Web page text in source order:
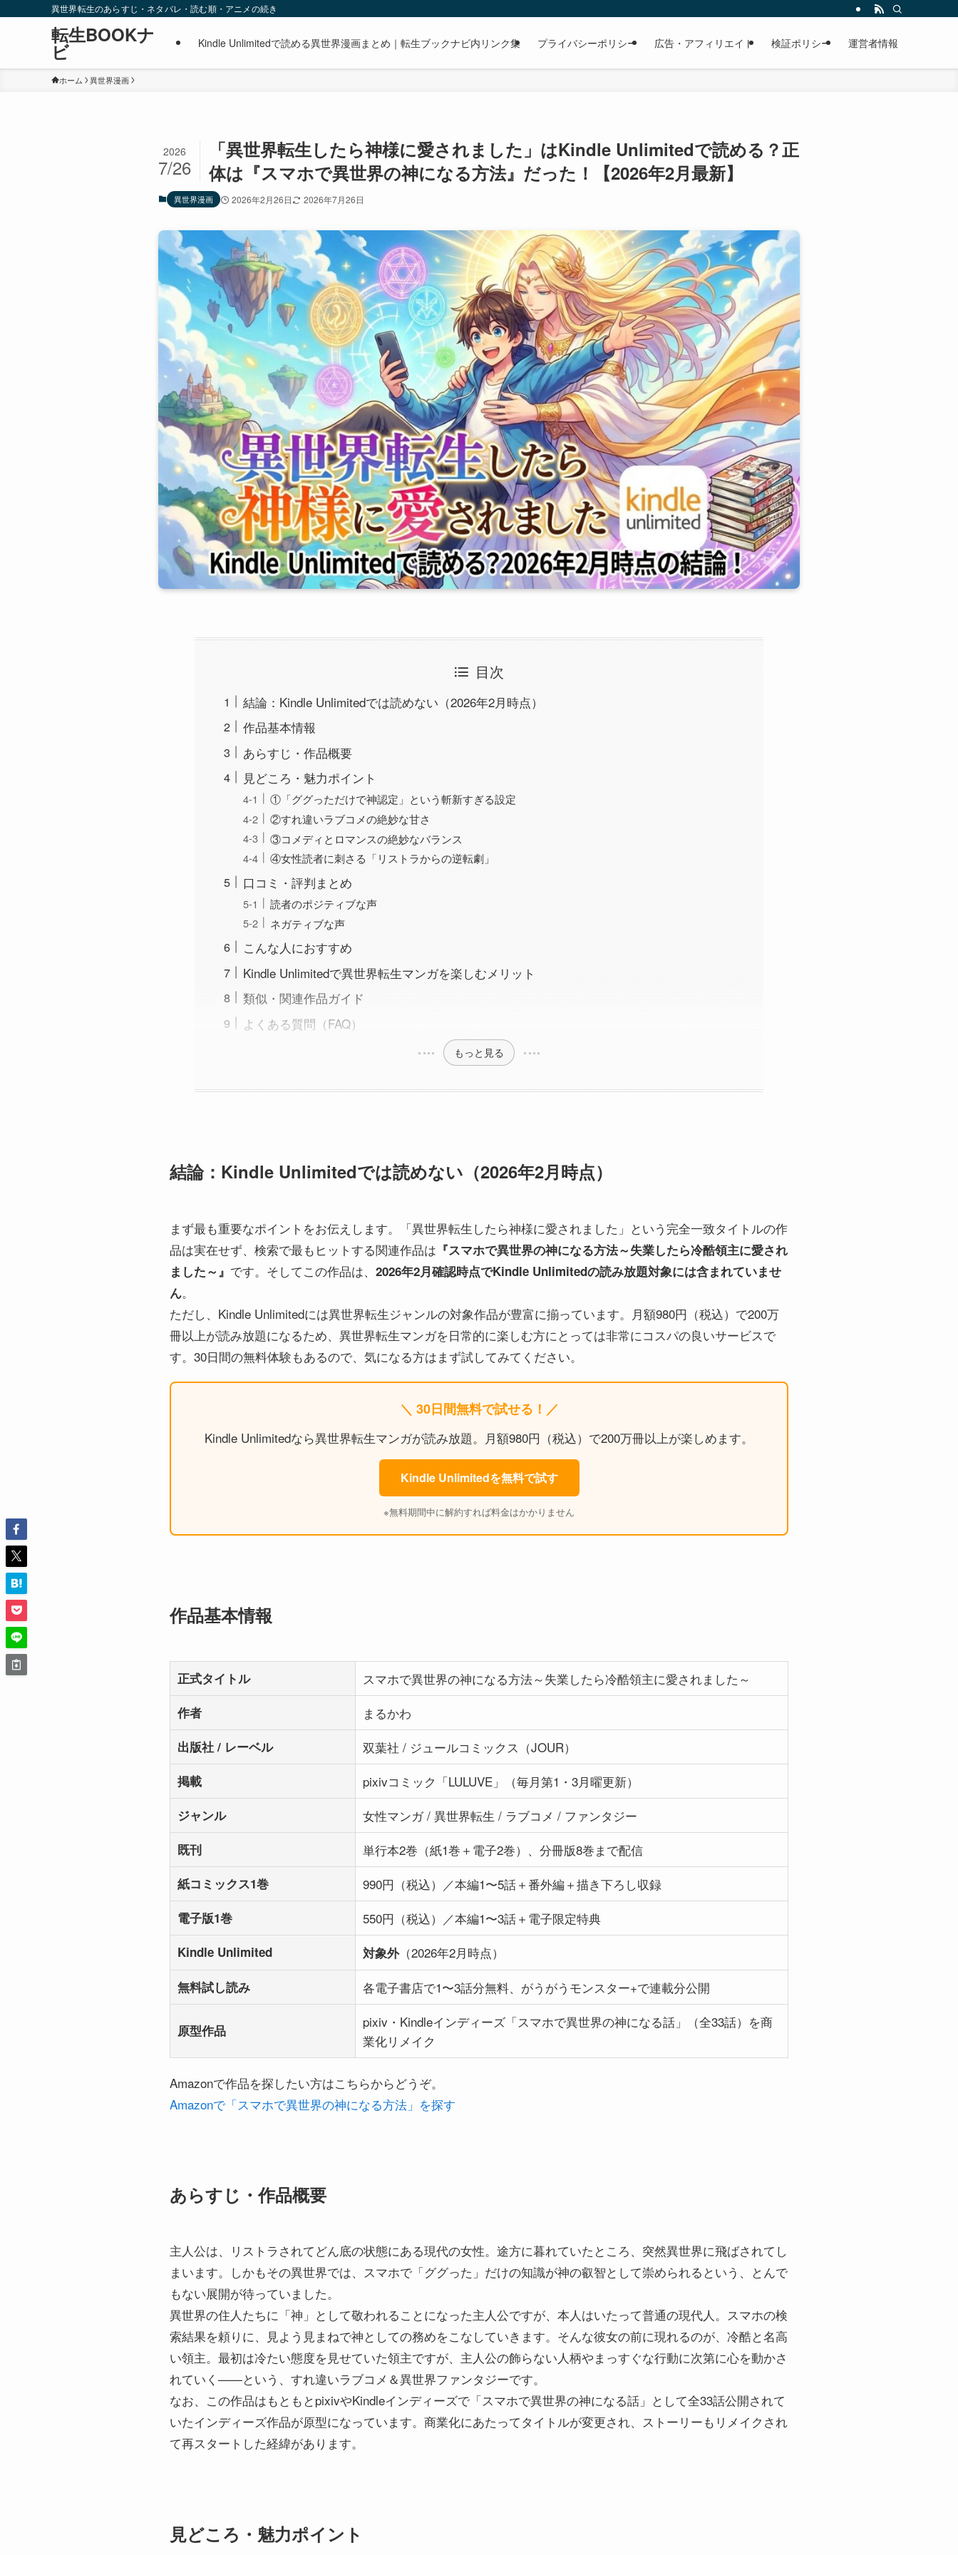
異世界転生のあらすじ・ネタバレ・読む順・アニメの続き
転生BOOKナ
ビ Kindle Unlimitedで読める異世界漫画まとめ｜転生ブックナビ内リンク集 プライバシーポリシー 広告・アフィリエイト 検証ポリシー 運営者情報
ホーム 異世界漫画
「異世界転生したら神様に愛されました」はKindle Unlimitedで読める？正
体は『スマホで異世界の神になる方法』だった！【2026年2月最新】
2026
7/26
異世界漫画 2026年2月26日 2026年7月26日
目次
結論：Kindle Unlimitedでは読めない（2026年2月時点）
作品基本情報
あらすじ・作品概要
見どころ・魅力ポイント
①「ググっただけで神認定」という斬新すぎる設定
②すれ違いラブコメの絶妙な甘さ
③コメディとロマンスの絶妙なバランス
④女性読者に刺さる「リストラからの逆転劇」
口コミ・評判まとめ
読者のポジティブな声
ネガティブな声
こんな人におすすめ
Kindle Unlimitedで異世界転生マンガを楽しむメリット
類似・関連作品ガイド
よくある質問（FAQ）
もっと見る
結論：Kindle Unlimitedでは読めない（2026年2月時点）
まず最も重要なポイントをお伝えします。「異世界転生したら神様に愛されました」という完全一致タイトルの作
品は実在せず、検索で最もヒットする関連作品は 『スマホで異世界の神になる方法～失業したら冷酷領主に愛され
ました～』 です。そしてこの作品は、 2026年2月確認時点でKindle Unlimitedの読み放題対象には含まれていませ
ん。
ただし、Kindle Unlimitedには異世界転生ジャンルの対象作品が豊富に揃っています。月額980円（税込）で200万
冊以上が読み放題になるため、異世界転生マンガを日常的に楽しむ方にとっては非常にコスパの良いサービスで
す。30日間の無料体験もあるので、気になる方はまず試してみてください。
＼ 30日間無料で試せる！／
Kindle Unlimitedなら異世界転生マンガが読み放題。月額980円（税込）で200万冊以上が楽しめます。
Kindle Unlimitedを無料で試す
※無料期間中に解約すれば料金はかかりません
作品基本情報
正式タイトル スマホで異世界の神になる方法～失業したら冷酷領主に愛されました～
作者 まるかわ
出版社 / レーベル 双葉社 / ジュールコミックス（JOUR）
掲載 pixivコミック「LULUVE」（毎月第1・3月曜更新）
ジャンル 女性マンガ / 異世界転生 / ラブコメ / ファンタジー
既刊 単行本2巻（紙1巻＋電子2巻）、分冊版8巻まで配信
紙コミックス1巻 990円（税込）／本編1〜5話＋番外編＋描き下ろし収録
電子版1巻 550円（税込）／本編1〜3話＋電子限定特典
Kindle Unlimited 対象外（2026年2月時点）
無料試し読み 各電子書店で1〜3話分無料、がうがうモンスター+で連載分公開
原型作品
pixiv・Kindleインディーズ「スマホで異世界の神になる話」（全33話）を商
業化リメイク
Amazonで作品を探したい方はこちらからどうぞ。
Amazonで「スマホで異世界の神になる方法」を探す
あらすじ・作品概要
主人公は、リストラされてどん底の状態にある現代の女性。途方に暮れていたところ、突然異世界に飛ばされてし
まいます。しかもその異世界では、スマホで「ググった」だけの知識が神の叡智として崇められるという、とんで
もない展開が待っていました。
異世界の住人たちに「神」として敬われることになった主人公ですが、本人はいたって普通の現代人。スマホの検
索結果を頼りに、見よう見まねで神としての務めをこなしていきます。そんな彼女の前に現れるのが、冷酷と名高
い領主。最初は冷たい態度を見せていた領主ですが、主人公の飾らない人柄やまっすぐな行動に次第に心を動かさ
れていく——という、すれ違いラブコメ＆異世界ファンタジーです。
なお、この作品はもともとpixivやKindleインディーズで「スマホで異世界の神になる話」として全33話公開されて
いたインディーズ作品が原型になっています。商業化にあたってタイトルが変更され、ストーリーもリメイクされ
て再スタートした経緯があります。
見どころ・魅力ポイント